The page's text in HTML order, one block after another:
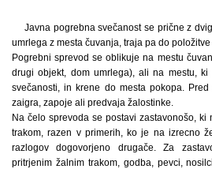
Javna pogrebna svečanost se prične z
umrlega z mesta čuvanja, traja pa do položitve
Pogrebni sprevod se oblikuje na mestu
drugi objekt, dom umrlega), ali na mestu,
svečanosti, in krene do mesta pokopa.
zaigra, zapoje ali predvaja žalostinke.
Na čelo sprevoda se postavi zastavonošo, ki
trakom, razen v primerih, ko je na izrecno
razlogov dogovorjeno drugače. Za
pritrjenim žalnim trakom, godba, pevci,